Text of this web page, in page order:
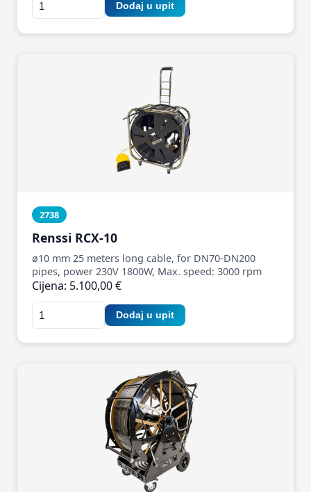
Dodaj u upit
2738
Renssi RCX-10
ø10 mm 25 meters long cable, for DN70-DN200
pipes, power 230V 1800W, Max. speed: 3000 rpm
Cijena: 5.100,00 €
Dodaj u upit